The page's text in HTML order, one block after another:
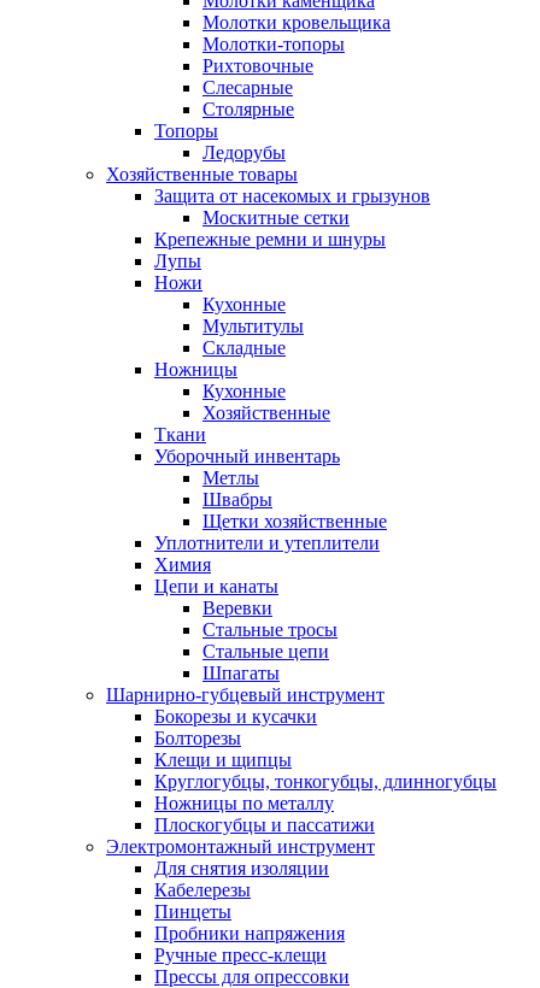
Молотки кровельщика
Молотки-топоры
Рихтовочные
Слесарные
Столярные
Топоры
Ледорубы
Хозяйственные товары
Защита от насекомых и грызунов
Москитные сетки
Крепежные ремни и шнуры
Лупы
Ножи
Кухонные
Мультитулы
Складные
Ножницы
Кухонные
Хозяйственные
Ткани
Уборочный инвентарь
Метлы
Швабры
Щетки хозяйственные
Уплотнители и утеплители
Химия
Цепи и канаты
Веревки
Стальные тросы
Стальные цепи
Шпагаты
Шарнирно-губцевый инструмент
Бокорезы и кусачки
Болторезы
Клещи и щипцы
Круглогубцы, тонкогубцы, длинногубцы
Ножницы по металлу
Плоскогубцы и пассатижи
Электромонтажный инструмент
Для снятия изоляции
Кабелерезы
Пинцеты
Пробники напряжения
Ручные пресс-клещи
Прессы для опрессовки